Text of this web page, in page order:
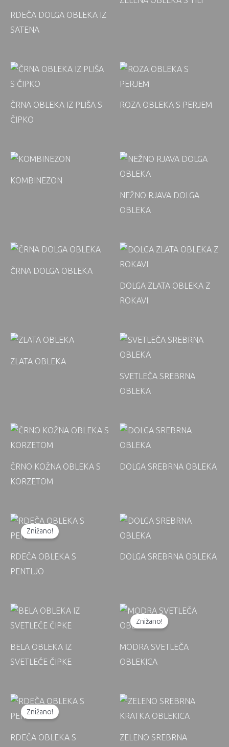
RDEČA DOLGA OBLEKA IZ
SATENA
ČRNA OBLEKA IZ PLIŠA S
ČIPKO
ROZA OBLEKA S PERJEM
KOMBINEZON
NEŽNO RJAVA DOLGA
OBLEKA
ČRNA DOLGA OBLEKA
DOLGA ZLATA OBLEKA Z
ROKAVI
ZLATA OBLEKA
SVETLEČA SREBRNA
OBLEKA
ČRNO KOŽNA OBLEKA S
KORZETOM
DOLGA SREBRNA OBLEKA
Znižano!
RDEČA OBLEKA S
PENTLJO
DOLGA SREBRNA OBLEKA
BELA OBLEKA IZ
SVETLEČE ČIPKE
Znižano!
MODRA SVETLEČA
OBLEKICA
Znižano!
RDEČA OBLEKA S
ZELENO SREBRNA